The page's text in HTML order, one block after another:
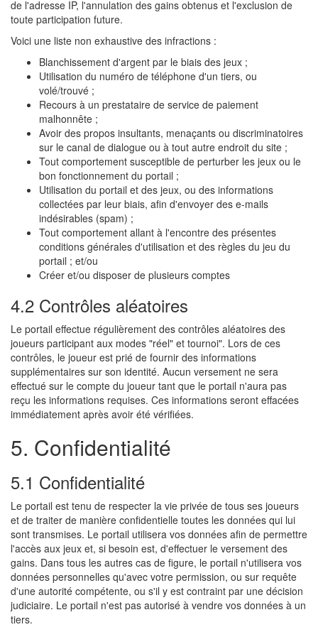
de l'adresse IP, l'annulation des gains obtenus et l'exclusion de
toute participation future.
Voici une liste non exhaustive des infractions :
Blanchissement d'argent par le biais des jeux ;
Utilisation du numéro de téléphone d'un tiers, ou
volé/trouvé ;
Recours à un prestataire de service de paiement
malhonnête ;
Avoir des propos insultants, menaçants ou discriminatoires
sur le canal de dialogue ou à tout autre endroit du site ;
Tout comportement susceptible de perturber les jeux ou le
bon fonctionnement du portail ;
Utilisation du portail et des jeux, ou des informations
collectées par leur biais, afin d'envoyer des e-mails
indésirables (spam) ;
Tout comportement allant à l'encontre des présentes
conditions générales d'utilisation et des règles du jeu du
portail ; et/ou
Créer et/ou disposer de plusieurs comptes
4.2 Contrôles aléatoires
Le portail effectue régulièrement des contrôles aléatoires des
joueurs participant aux modes "réel" et tournoi". Lors de ces
contrôles, le joueur est prié de fournir des informations
supplémentaires sur son identité. Aucun versement ne sera
effectué sur le compte du joueur tant que le portail n'aura pas
reçu les informations requises. Ces informations seront effacées
immédiatement après avoir été vérifiées.
5. Confidentialité
5.1 Confidentialité
Le portail est tenu de respecter la vie privée de tous ses joueurs
et de traiter de manière confidentielle toutes les données qui lui
sont transmises. Le portail utilisera vos données afin de permettre
l'accès aux jeux et, si besoin est, d'effectuer le versement des
gains. Dans tous les autres cas de figure, le portail n'utilisera vos
données personnelles qu'avec votre permission, ou sur requête
d'une autorité compétente, ou s'il y est contraint par une décision
judiciaire. Le portail n'est pas autorisé à vendre vos données à un
tiers.